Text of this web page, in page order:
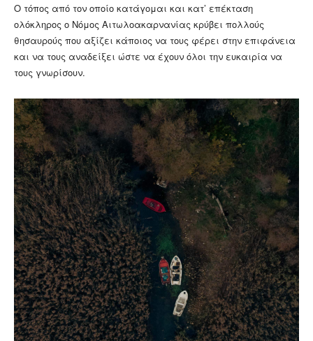
Ο τόπος από τον οποίο κατάγομαι και κατ’ επέκταση
ολόκληρος ο Νόμος Αιτωλοακαρνανίας κρύβει πολλούς
θησαυρούς που αξίζει κάποιος να τους φέρει στην επιφάνεια
και να τους αναδείξει ώστε να έχουν όλοι την ευκαιρία να
τους γνωρίσουν.